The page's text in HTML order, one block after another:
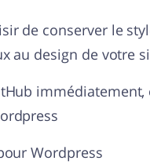
de conserver le
au design de votre
Wordpress